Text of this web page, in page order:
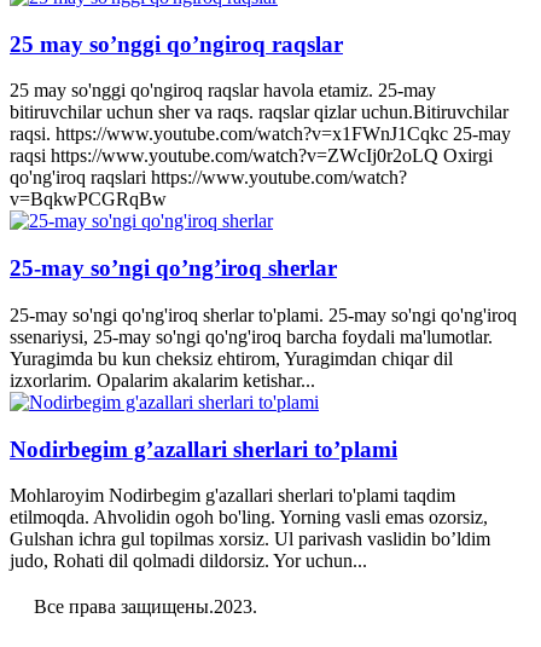
25 may so’nggi qo’ngiroq raqslar
25 may so'nggi qo'ngiroq raqslar havola etamiz. 25-may
bitiruvchilar uchun sher va raqs. raqslar qizlar uchun.Bitiruvchilar
raqsi. https://www.youtube.com/watch?v=x1FWnJ1Cqkc 25-may
raqsi https://www.youtube.com/watch?v=ZWcIj0r2oLQ Oxirgi
qo'ng'iroq raqslari https://www.youtube.com/watch?
v=BqkwPCGRqBw
25-may so’ngi qo’ng’iroq sherlar
25-may so'ngi qo'ng'iroq sherlar to'plami. 25-may so'ngi qo'ng'iroq
ssenariysi, 25-may so'ngi qo'ng'iroq barcha foydali ma'lumotlar.
Yuragimda bu kun cheksiz ehtirom, Yuragimdan chiqar dil
izxorlarim. Opalarim akalarim ketishar...
Nodirbegim g’azallari sherlari to’plami
Mohlaroyim Nodirbegim g'azallari sherlari to'plami taqdim
etilmoqda. Ahvolidin ogoh bo'ling. Yorning vasli emas ozorsiz,
Gulshan ichra gul topilmas xorsiz. Ul parivash vaslidin bo’ldim
judo, Rohati dil qolmadi dildorsiz. Yor uchun...
Все права защищены.2023.